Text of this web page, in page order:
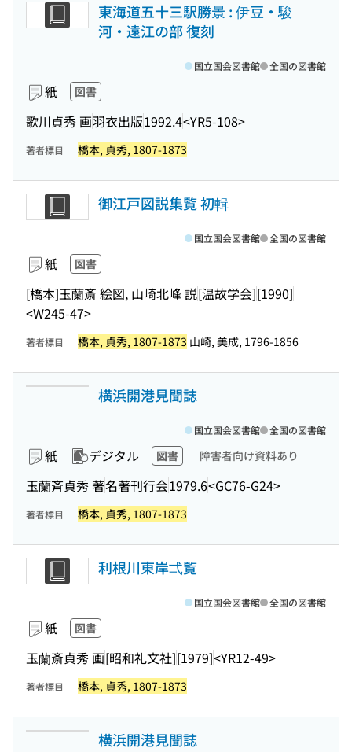
東海道五十三駅勝景 : 伊豆・駿
河・遠江の部 復刻
紙 図書
歌川貞秀 画羽衣出版1992.4<YR5-108>
国立国会図書館 全国の図書館
著者標目 橋本, 貞秀, 1807-1873
御江戸図説集覧 初輯
紙 図書
[橋本]玉蘭斎 絵図, 山崎北峰 説[温故学会][1990]
<W245-47>
国立国会図書館 全国の図書館
著者標目 橋本, 貞秀, 1807-1873 山崎, 美成, 1796-1856
横浜開港見聞誌
紙 デジタル 図書 障害者向け資料あり
玉蘭斉貞秀 著名著刊行会1979.6<GC76-G24>
国立国会図書館 全国の図書館
著者標目 橋本, 貞秀, 1807-1873
利根川東岸弌覧
紙 図書
玉蘭斎貞秀 画[昭和礼文社][1979]<YR12-49>
国立国会図書館 全国の図書館
著者標目 橋本, 貞秀, 1807-1873
横浜開港見聞誌